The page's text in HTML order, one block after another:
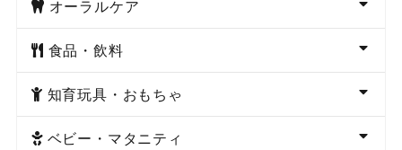
オーラルケア
食品・飲料
知育玩具・おもちゃ
ベビー・マタニティ